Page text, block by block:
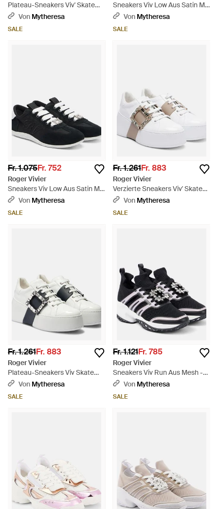
Plateau-Sneakers Viv' Skate
Mit Kristallen - Weiß
Von Mytheresa
SALE
Sneakers Viv Low Aus Satin Mit
Leder - Natur
Von Mytheresa
SALE
Fr. 1.075Fr. 752
Roger Vivier
Sneakers Viv Low Aus Satin Mit
Veloursleder - Schwarz
Von Mytheresa
SALE
Fr. 1.261Fr. 883
Roger Vivier
Verzierte Sneakers Viv' Skate
Aus Leder - Weiß
Von Mytheresa
SALE
Fr. 1.261Fr. 883
Roger Vivier
Plateau-Sneakers Viv Skate
Aus Leder - Weiß
Von Mytheresa
SALE
Fr. 1.121Fr. 785
Roger Vivier
Sneakers Viv Run Aus Mesh -
Schwarz
Von Mytheresa
SALE